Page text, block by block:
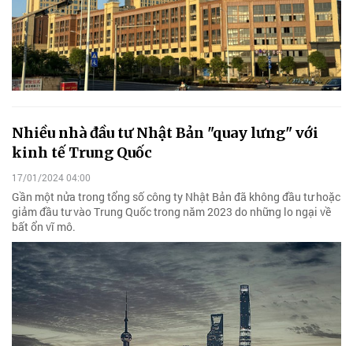
Nhiều nhà đầu tư Nhật Bản "quay lưng" với
kinh tế Trung Quốc
17/01/2024 04:00
Gần một nửa trong tổng số công ty Nhật Bản đã không đầu tư hoặc
giảm đầu tư vào Trung Quốc trong năm 2023 do những lo ngại về
bất ổn vĩ mô.